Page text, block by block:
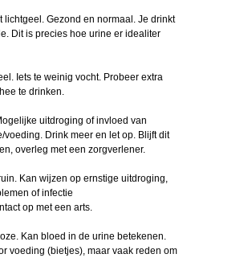
lichtgeel. Gezond en normaal. Je drinkt
Dit is precies hoe urine er idealiter
Iets te weinig vocht. Probeer extra
te drinken.
uitdroging of invloed van
voeding. Drink meer en let op. Blijft dit
overleg met een zorgverlener.
Kan wijzen op ernstige uitdroging,
of infectie
op met een arts.
Kan bloed in de urine betekenen.
voeding (bietjes), maar vaak reden om